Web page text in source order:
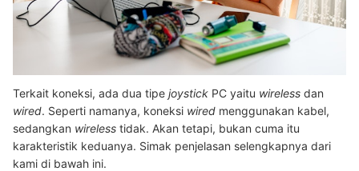
Terkait koneksi, ada dua tipe joystick PC yaitu wireless dan
wired. Seperti namanya, koneksi wired menggunakan kabel,
sedangkan wireless tidak. Akan tetapi, bukan cuma itu
karakteristik keduanya. Simak penjelasan selengkapnya dari
kami di bawah ini.